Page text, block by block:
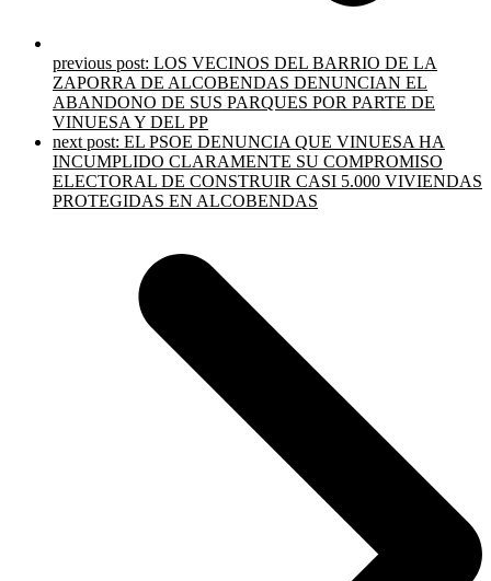
previous post: LOS VECINOS DEL BARRIO DE LA
ZAPORRA DE ALCOBENDAS DENUNCIAN EL
ABANDONO DE SUS PARQUES POR PARTE DE
VINUESA Y DEL PP
next post: EL PSOE DENUNCIA QUE VINUESA HA
INCUMPLIDO CLARAMENTE SU COMPROMISO
ELECTORAL DE CONSTRUIR CASI 5.000 VIVIENDAS
PROTEGIDAS EN ALCOBENDAS